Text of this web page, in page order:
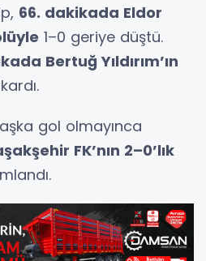
66. dakikada Eldor
1–0 geriye düştü.
Bertuğ Yıldırım’ın
gol olmayınca
FK’nın 2–0’lık